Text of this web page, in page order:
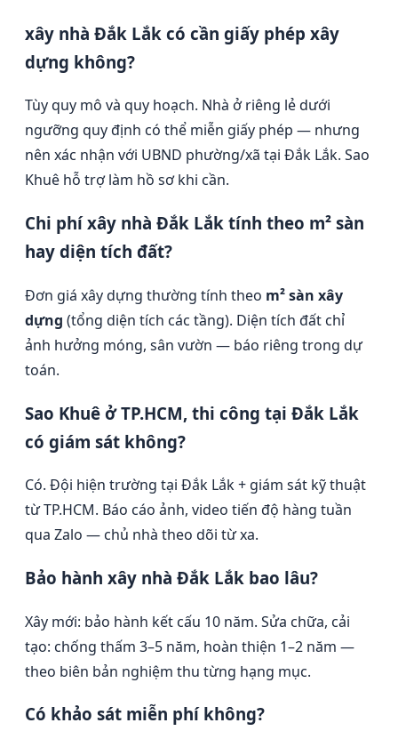
xây nhà Đắk Lắk có cần giấy phép xây
dựng không?
Tùy quy mô và quy hoạch. Nhà ở riêng lẻ dưới
ngưỡng quy định có thể miễn giấy phép — nhưng
nên xác nhận với UBND phường/xã tại Đắk Lắk. Sao
Khuê hỗ trợ làm hồ sơ khi cần.
Chi phí xây nhà Đắk Lắk tính theo m² sàn
hay diện tích đất?
Đơn giá xây dựng thường tính theo m² sàn xây
dựng (tổng diện tích các tầng). Diện tích đất chỉ
ảnh hưởng móng, sân vườn — báo riêng trong dự
toán.
Sao Khuê ở TP.HCM, thi công tại Đắk Lắk
có giám sát không?
Có. Đội hiện trường tại Đắk Lắk + giám sát kỹ thuật
từ TP.HCM. Báo cáo ảnh, video tiến độ hàng tuần
qua Zalo — chủ nhà theo dõi từ xa.
Bảo hành xây nhà Đắk Lắk bao lâu?
Xây mới: bảo hành kết cấu 10 năm. Sửa chữa, cải
tạo: chống thấm 3–5 năm, hoàn thiện 1–2 năm —
theo biên bản nghiệm thu từng hạng mục.
Có khảo sát miễn phí không?